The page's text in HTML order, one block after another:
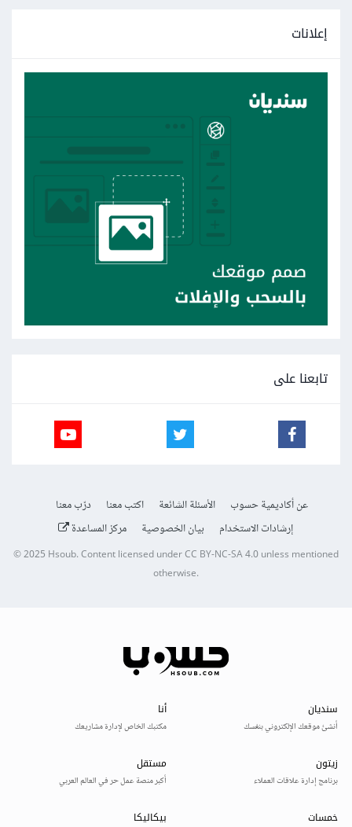
إعلانات
تابعنا على
عن أكاديمية حسوب الأسئلة الشائعة اكتب معنا
درّب معنا
إرشادات الاستخدام
بيان الخصوصية مركز المساعدة
© 2025Hsoub.Content licensed underCC BY-NC-SA 4.0unless mentioned
otherwise.